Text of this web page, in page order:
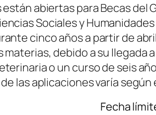
abiertas para Becas
Sociales y
cinco años a partir de
materias, debido a su llegada
o un curso de seis
las aplicaciones varía según
Fecha